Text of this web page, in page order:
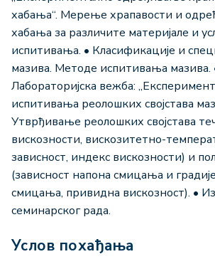
хабања“. Мерење храпавости и
хабања за различите материјале и
испитивања. • Класификације и
мазива. Методе испитивања мазива.
Лабораторијска вежба:
испитивања реолошких својстава
Утврђивање реолошких својстава
вискозности, вискозитетно-
зависност, индекс вискозности) и
(зависност напона смицања и
смицања, привидна вискозност). •
семинарског рада.
Услов похађања